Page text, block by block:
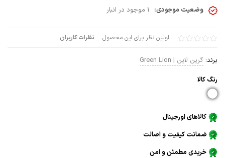
اولین نظر برای این محصول نظرات کاربران
برند: گرین لاین | Green Lion
رنگ كالا
کالاهای اورجینال
ضمانت کیفیت و اصالت
خریدی مطمئن و امن
وضعیت موجودی: 1 موجود در انبار